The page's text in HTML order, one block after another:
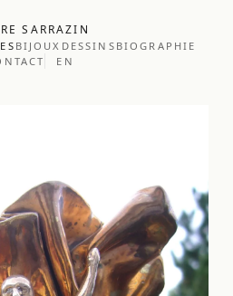
SARRAZIN
BIJOUX DESSINS BIOGRAPHIE
EN